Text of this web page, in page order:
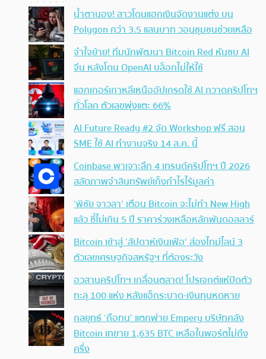
น้ำตานอง! สาวโดนแฮกเงินจัดงานแต่ง บน
Polygon กว่า 3.5 แสนบาท วอนชุมชนช่วยเหลือ
จำใจย้าย! ทีมนักพัฒนา Bitcoin Red หันซบ AI
จีน หลังโดน OpenAI บล็อกไม่ให้ใช้
แฮกเกอร์เกาหลีเหนืออัปเกรดใช้ AI กวาดคริปโทฯ
ทั่วโลก ตัวเลขพุ่งแตะ 66%
AI Future Ready #2 จัด Workshop ฟรี สอน
SME ใช้ AI ทำงานจริง 14 ส.ค. นี้
Coinbase พาเจาะลึก 4 เทรนด์คริปโทฯ ปี 2026
สลัดภาพจำสินทรัพย์เก็งกำไรไร้มูลค่า
‘พิชัย จาวลา’ เตือน Bitcoin จะไม่ทำ New High
แล้ว ชี้ไม่เกิน 5 ปี ราคาร่วงเหลือหลักพันดอลลาร์
Bitcoin เข้าสู่ ‘สัปดาห์เงินเฟ้อ’ ส่องไทม์ไลน์ 3
ตัวเลขเศรษฐกิจสหรัฐฯ ที่ต้องระวัง
อวสานคริปโทฯ เกลื่อนตลาด! โปรเจกต์แห่ปิดตัว
ทะลุ 100 แห่ง หลังแฮ็กระบาด-เงินทุนหดหาย
กลยุทธ์ ‘ถือทน’ แตกพ่าย Empery บริษัทคลัง
Bitcoin เทขาย 1,635 BTC เหลือในพอร์ตไม่ถึง
ครึ่ง